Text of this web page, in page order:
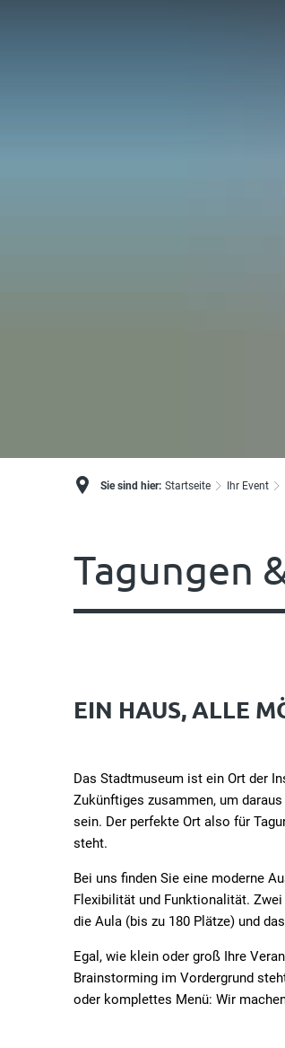
Sie sind hier: Startseite Ihr Event
Tagungen
EIN HAUS, ALLE
Das Stadtmuseum ist ein Ort der
Zukünftiges zusammen, um
sein. Der perfekte Ort also für
steht.
Bei uns finden Sie eine moderne
Flexibilität und Funktionalität.
die Aula (bis zu 180 Plätze) und
Egal, wie klein oder groß Ihre
Brainstorming im Vordergrund
oder komplettes Menü: Wir